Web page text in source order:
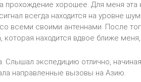
прохождение хорошее. Для меня
всегда находится на уровне
всеми своими антеннами. После
которая находится вдвое ближе
Слышал экспедицию отлично,
направленные вызовы на Азию.